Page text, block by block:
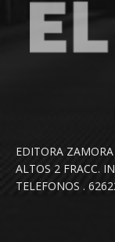
EDITORA
ALTOS 2 FRACC.
TELEFONOS .